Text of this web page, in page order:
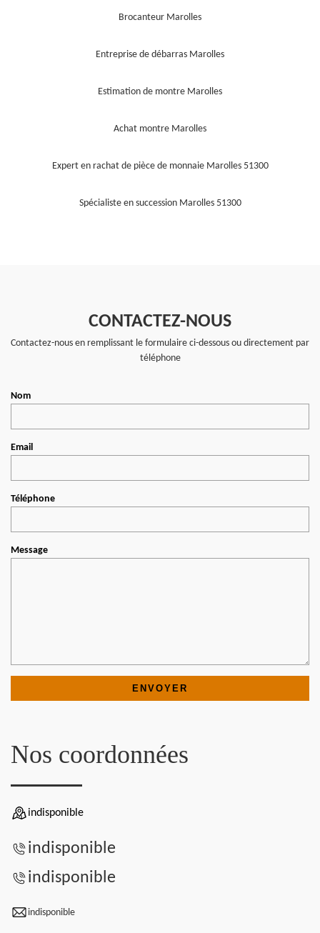
Brocanteur Marolles
Entreprise de débarras Marolles
Estimation de montre Marolles
Achat montre Marolles
Expert en rachat de pièce de monnaie Marolles 51300
Spécialiste en succession Marolles 51300
CONTACTEZ-NOUS
Contactez-nous en remplissant le formulaire ci-dessous ou directement par
téléphone
Nom
Email
Téléphone
Message
Nos coordonnées
indisponible
indisponible
indisponible
indisponible